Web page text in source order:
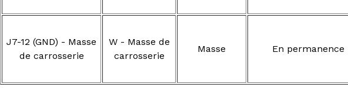
J7-12 (GND) - Masse
de carrosserie
W - Masse de
carrosserie
Masse En permanence